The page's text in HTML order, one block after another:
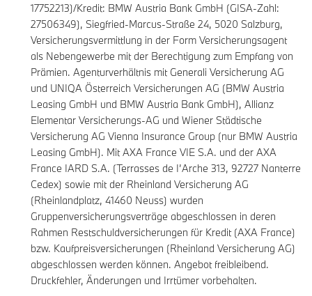
17752213)/Kredit: BMW Austria Bank GmbH (GISA-Zahl:
27506349), Siegfried-Marcus-Straße 24, 5020 Salzburg,
Versicherungsvermittlung in der Form Versicherungsagent
als Nebengewerbe mit der Berechtigung zum Empfang von
Prämien. Agenturverhältnis mit Generali Versicherung AG
und UNIQA Österreich Versicherungen AG (BMW Austria
Leasing GmbH und BMW Austria Bank GmbH), Allianz
Elementar Versicherungs-AG und Wiener Städtische
Versicherung AG Vienna Insurance Group (nur BMW Austria
Leasing GmbH). Mit AXA France VIE S.A. und der AXA
France IARD S.A. (Terrasses de I’Arche 313, 92727 Nanterre
Cedex) sowie mit der Rheinland Versicherung AG
(Rheinlandplatz, 41460 Neuss) wurden
Gruppenversicherungsverträge abgeschlossen in deren
Rahmen Restschuldversicherungen für Kredit (AXA France)
bzw. Kaufpreisversicherungen (Rheinland Versicherung AG)
abgeschlossen werden können. Angebot freibleibend.
Druckfehler, Änderungen und Irrtümer vorbehalten.